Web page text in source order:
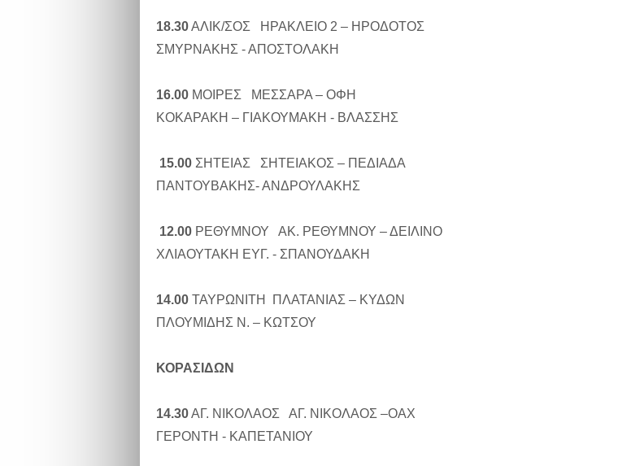
18.30ΑΛΙΚ/ΣΟΣ ΗΡΑΚΛΕΙΟ 2 – ΗΡΟΔΟΤΟΣ
ΣΜΥΡΝΑΚΗΣ - ΑΠΟΣΤΟΛΑΚΗ
16.00 ΜΟΙΡΕΣ ΜΕΣΣΑΡΑ – ΟΦΗ
ΚΟΚΑΡΑΚΗ – ΓΙΑΚΟΥΜΑΚΗ - ΒΛΑΣΣΗΣ
15.00 ΣΗΤΕΙΑΣ ΣΗΤΕΙΑΚΟΣ – ΠΕΔΙΑΔΑ
ΠΑΝΤΟΥΒΑΚΗΣ- ΑΝΔΡΟΥΛΑΚΗΣ
12.00 ΡΕΘΥΜΝΟΥ ΑΚ. ΡΕΘΥΜΝΟΥ – ΔΕΙΛΙΝΟ
ΧΛΙΑΟΥΤΑΚΗ ΕΥΓ. - ΣΠΑΝΟΥΔΑΚΗ
14.00 ΤΑΥΡΩΝΙΤΗ ΠΛΑΤΑΝΙΑΣ – ΚΥΔΩΝ
ΠΛΟΥΜΙΔΗΣ Ν. – ΚΩΤΣΟΥ
ΚΟΡΑΣΙΔΩΝ
14.30ΑΓ. ΝΙΚΟΛΑΟΣ ΑΓ. ΝΙΚΟΛΑΟΣ –ΟΑΧ
ΓΕΡΟΝΤΗ - ΚΑΠΕΤΑΝΙΟΥ